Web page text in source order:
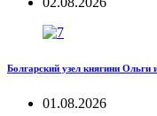
Болгарский узел княгини Ольги
01.08.2026